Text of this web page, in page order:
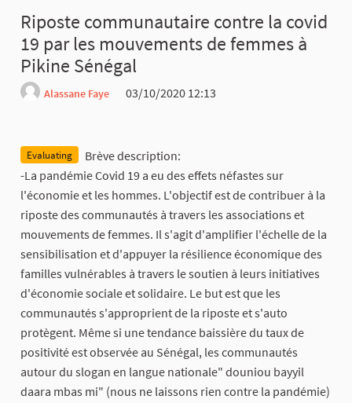
Riposte communautaire contre la covid
19 par les mouvements de femmes à
Pikine Sénégal
Alassane Faye
03/10/2020 12:13
Evaluating
Brève description:
-La pandémie Covid 19 a eu des effets néfastes sur
l'économie et les hommes. L'objectif est de contribuer à la
riposte des communautés à travers les associations et
mouvements de femmes. Il s'agit d'amplifier l'échelle de la
sensibilisation et d'appuyer la résilience économique des
familles vulnérables à travers le soutien à leurs initiatives
d'économie sociale et solidaire. Le but est que les
communautés s'approprient de la riposte et s'auto
protègent. Même si une tendance baissière du taux de
positivité est observée au Sénégal, les communautés
autour du slogan en langue nationale" douniou bayyil
daara mbas mi" (nous ne laissons rien contre la pandémie)